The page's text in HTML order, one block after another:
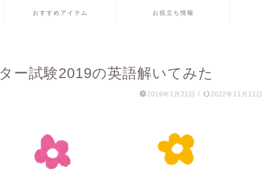
おすすめアイテム お役立ち情報
ー試験2019の英語解いてみた
2019年1月21日 / 2022年11月11日